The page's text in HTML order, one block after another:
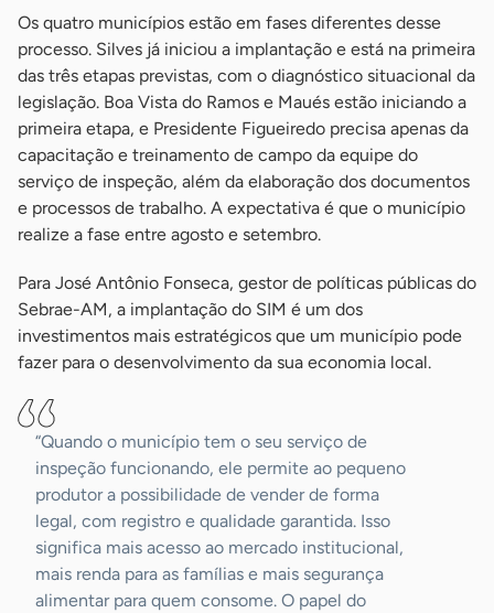
Os quatro municípios estão em fases diferentes desse
processo. Silves já iniciou a implantação e está na primeira
das três etapas previstas, com o diagnóstico situacional da
legislação. Boa Vista do Ramos e Maués estão iniciando a
primeira etapa, e Presidente Figueiredo precisa apenas da
capacitação e treinamento de campo da equipe do
serviço de inspeção, além da elaboração dos documentos
e processos de trabalho. A expectativa é que o município
realize a fase entre agosto e setembro.
Para José Antônio Fonseca, gestor de políticas públicas do
Sebrae-AM, a implantação do SIM é um dos
investimentos mais estratégicos que um município pode
fazer para o desenvolvimento da sua economia local.
“Quando o município tem o seu serviço de
inspeção funcionando, ele permite ao pequeno
produtor a possibilidade de vender de forma
legal, com registro e qualidade garantida. Isso
significa mais acesso ao mercado institucional,
mais renda para as famílias e mais segurança
alimentar para quem consome. O papel do